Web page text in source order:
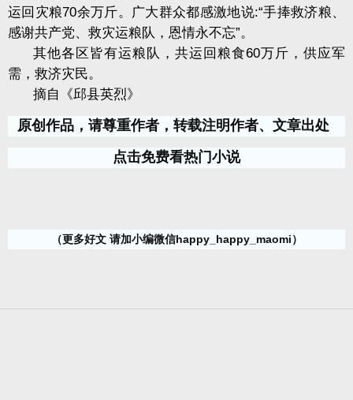
运回灾粮70余万斤。广大群众都感激地说:“手捧救济粮、
感谢共产党、救灾运粮队，恩情永不忘”。
其他各区皆有运粮队，共运回粮食60万斤，供应军
需，救济灾民。
摘自《邱县英烈》
原创作品，请尊重作者，转载注明作者、文章出处
点击免费看热门小说
（更多好文 请加小编微信happy_happy_maomi）